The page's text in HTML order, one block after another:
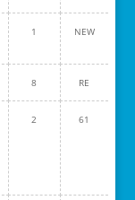
1 NEW
8 RE
2 61